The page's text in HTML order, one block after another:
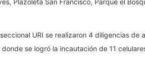
URI se realizaron 4 diligencias de
se logró la incautación de 11